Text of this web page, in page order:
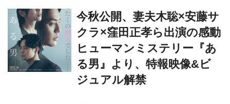
クラ×窪田正孝ら出演の感動
ヒューマンミステリー『あ
る男』より、特報映像&ビ
ジュアル解禁
sato